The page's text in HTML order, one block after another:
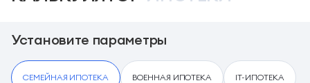
Установите параметры
СЕМЕЙНАЯ ИПОТЕКА ВОЕННАЯ ИПОТЕКА IT-ИПОТЕКА